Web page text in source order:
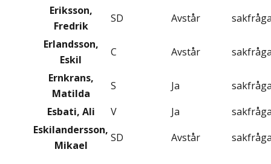
Eriksson,
Fredrik
SD Avstår
Erlandsson,
Eskil
C Avstår
Ernkrans,
Matilda
S Ja
Esbati, Ali
V Ja
Eskilandersson,
Mikael
SD Avstår